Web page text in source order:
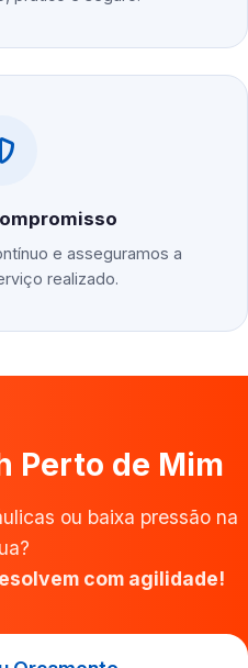
e asseguramos a
realizado.
Perto de Mim
ou baixa pressão na
com agilidade!